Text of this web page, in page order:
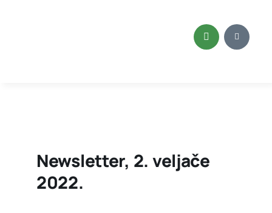
Newsletter, 2. veljače
2022.